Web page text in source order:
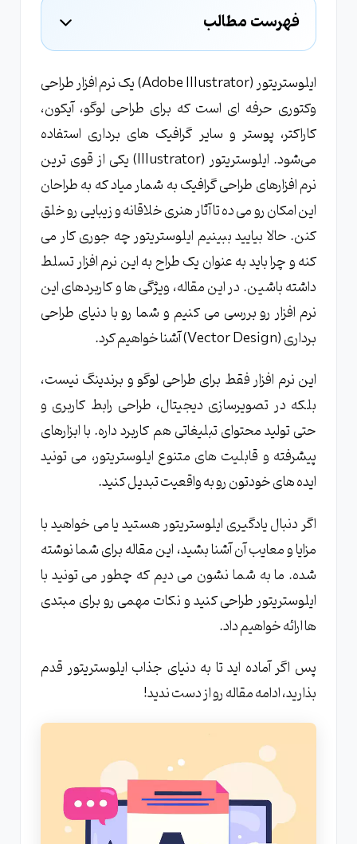
فهرست مطالب
ایلوستریتور چیست و چرا باید از آن استفاده کنیم؟
تاریخچه و توسعه ایلوستریتور
چگونه ایلوستریتور به یکی از محبوب ترین نرم
افزارهای طراحی تبدیل شد؟
نقش ادوبی در توسعه ایلوستریتور
ویژگی های کلیدی نرم افزار ایلوستریتور
طراحی برداری (Vector Design) در ایلوستریتور
چگونه کار می کند؟
ابزارهای پیشرفته طراحی و ویرایش در ایلوستریتور
قابلیت های تایپوگرافی و متن در ایلوستریتور
پشتیبانی از فرمت های مختلف فایل توسط
ایلوستریتور
کاربردهای متنوع ایلوستریتور در دنیای گرافیک
طراحی لوگو و برندینگ با ایلوستریتور
چگونه با ایلوستریتور کاراکتر و تصویرسازی دیجیتال
انجام دهیم؟
طراحی رابط کاربری (UI Design) با استفاده از
طراحی اینفوگرافیک و محتوای تبلیغاتی با
ایلوستریتور
مقایسه ایلوستریتور با نرم افزارهای مشابه
تفاوت های کلیدی بین ایلوستریتور و فتوشاپ
چیست؟
مقایسه قابلیت های ایلوستریتور و کورل دراو
(CorelDRAW)
بهترین جایگزین های نرم افزاری برای ایلوستریتور
کدامند؟
مزایا و معایب استفاده از نرم افزار ایلوستریتور
مزایای استفاده از ایلوستریتور
معایب استفاده از ایلوستریتور
ایلوستریتور (Adobe Illustrator) یک نرم‌ افزار طراحی
وکتوری حرفه‌ ای است که برای طراحی لوگو، آیکون،
کاراکتر، پوستر و سایر گرافیک‌ های برداری استفاده
می‌شود. ایلوستریتور (Illustrator) یکی از قوی ترین
نرم افزارهای طراحی گرافیک به شمار میاد که به طراحان
این امکان رو می ده تا آثار هنری خلاقانه و زیبایی رو خلق
کنن. حالا بیایید ببینیم ایلوستریتور چه جوری کار می
کنه و چرا باید به عنوان یک طراح به این نرم افزار تسلط
داشته باشین. در این مقاله، ویژگی ها و کاربردهای این
نرم افزار رو بررسی می کنیم و شما رو با دنیای طراحی
برداری (Vector Design) آشنا خواهیم کرد.
این نرم افزار فقط برای طراحی لوگو و برندینگ نیست،
بلکه در تصویرسازی دیجیتال، طراحی رابط کاربری و
حتی تولید محتوای تبلیغاتی هم کاربرد داره. با ابزارهای
پیشرفته و قابلیت های متنوع ایلوستریتور، می تونید
ایده های خودتون رو به واقعیت تبدیل کنید.
اگر دنبال یادگیری ایلوستریتور هستید یا می خواهید با
مزایا و معایب آن آشنا بشید، این مقاله برای شما نوشته
شده. ما به شما نشون می دیم که چطور می تونید با
ایلوستریتور طراحی کنید و نکات مهمی رو برای مبتدی
ها ارائه خواهیم داد.
پس اگر آماده اید تا به دنیای جذاب ایلوستریتور قدم
بذارید، ادامه مقاله رو از دست ندید!